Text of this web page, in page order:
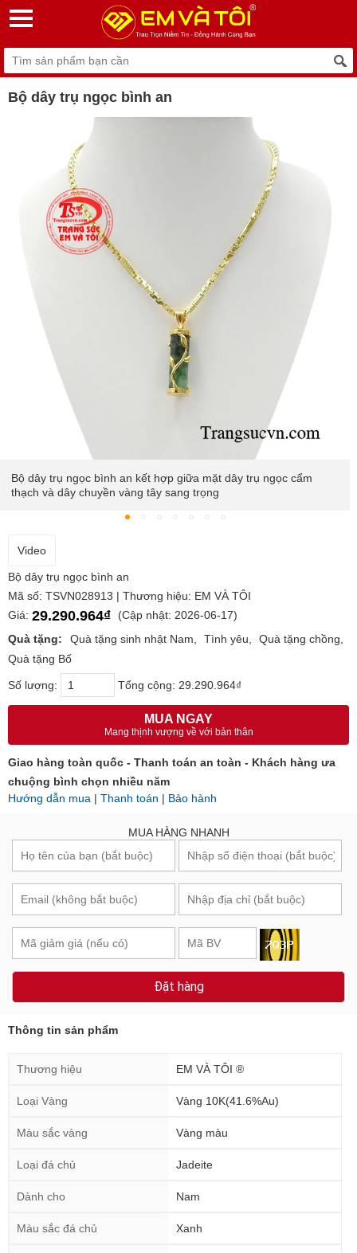
Bộ dây trụ ngọc bình an
Bộ dây dễ dàng kết hợp với nhiều kiểu trang phục và phong
cách thời trang
Video
Bộ dây trụ ngọc bình an
Mã số: TSVN028913 | Thương hiệu: EM VÀ TÔI
Giá: 29.290.964₫
(Cập nhật: 2026-06-17)
Quà tặng:
Quà tặng sinh nhật Nam Tình yêu
Quà tặng chồng
Quà tặng Bố
Số lượng: Tổng cộng: 29.290.964₫
MUA NGAY
Mang thịnh vượng về với bản thân
Giao hàng toàn quốc - Thanh toán an toàn - Khách hàng ưa
chuộng bình chọn nhiều năm
Hướng dẫn mua | Thanh toán | Bảo hành
MUA HÀNG NHANH
Đặt hàng
Thông tin sản phẩm
Thương hiệu EM VÀ TÔI ®
Loại Vàng Vàng 10K(41.6%Au)
Màu sắc vàng Vàng màu
Loại đá chủ Jadeite
Dành cho Nam
Màu sắc đá chủ Xanh